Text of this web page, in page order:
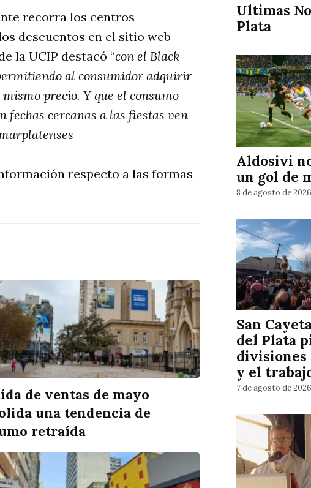
recorra los centros
descuentos en el sitio web
la UCIP destacó “con el Black
al consumidor adquirir
precio. Y que el consumo
fechas cercanas a las fiestas ven
respecto a las formas
de ventas de mayo
una tendencia de
retraída
Ultimas
Plata
Aldosivi
un gol de
8 de agosto de 2026
San
del Plata
divisiones
y el
7 de agosto de 2026